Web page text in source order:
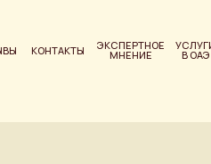
КОНТАКТЫ ЭКСПЕРТНОЕ
МНЕНИЕ В ОАЭ